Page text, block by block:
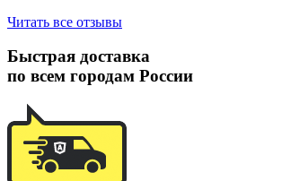
Читать все отзывы
Быстрая доставка
по всем городам России